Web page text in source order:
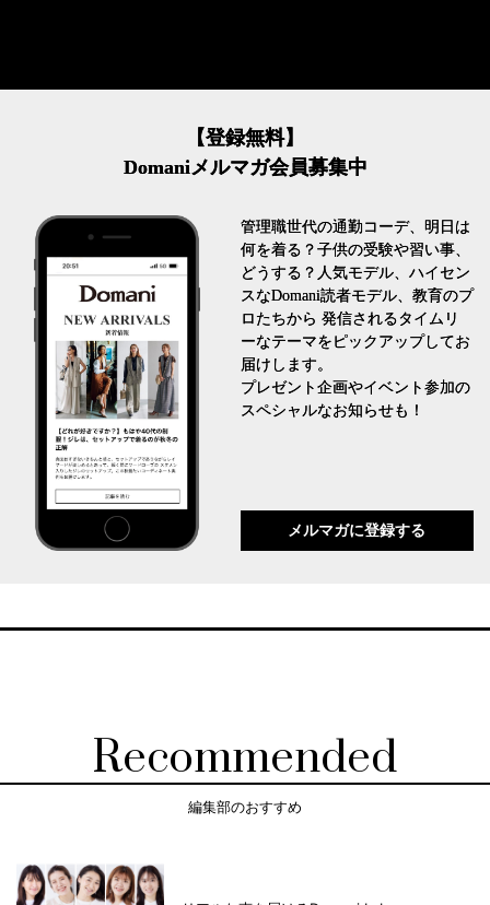
【登録無料】
Domaniメルマガ会員募集中
管理職世代の通勤コーデ、明日は
何を着る？子供の受験や習い事、
どうする？人気モデル、ハイセン
スなDomani読者モデル、教育のプ
ロたちから 発信されるタイムリ
ーなテーマをピックアップしてお
届けします。
プレゼント企画やイベント参加の
スペシャルなお知らせも！
メルマガに登録する
Recommended
編集部のおすすめ